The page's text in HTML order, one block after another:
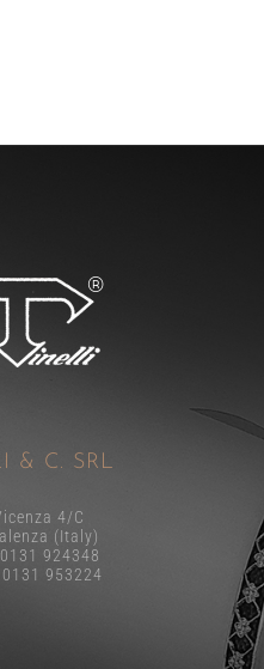
& C. SRL
4/C
(Italy)
924348
953224